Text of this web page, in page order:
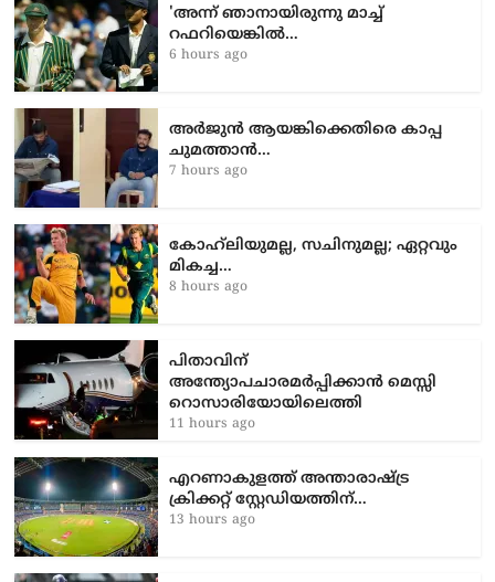
'അന്ന് ഞാനായിരുന്നു മാച്ച്
റഫറിയെങ്കിൽ…
6 hours ago
അർജുൻ ആയങ്കിക്കെതിരെ കാപ്പ
ചുമത്താൻ…
7 hours ago
കോഹ്‌ലിയുമല്ല, സചിനുമല്ല; ഏറ്റവും
മികച്ച…
8 hours ago
പിതാവിന്
അന്ത്യോപചാരമർപ്പിക്കാൻ മെസ്സി
റൊസാരിയോയിലെത്തി
11 hours ago
എറണാകുളത്ത് അന്താരാഷ്ട്ര
ക്രിക്കറ്റ് സ്റ്റേഡിയത്തിന്…
13 hours ago